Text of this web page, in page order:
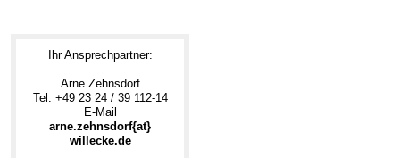
Ihr Ansprechpartner:
Arne Zehnsdorf
Tel: +49 23 24 / 39 112-14
E-Mail
arne.zehnsdorf{at}
willecke.de